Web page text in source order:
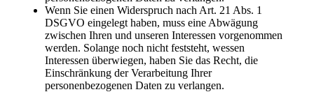
Wenn Sie einen Widerspruch nach Art. 21 Abs. 1
DSGVO eingelegt haben, muss eine Abwägung
zwischen Ihren und unseren Interessen vorgenommen
werden. Solange noch nicht feststeht, wessen
Interessen überwiegen, haben Sie das Recht, die
Einschränkung der Verarbeitung Ihrer
personenbezogenen Daten zu verlangen.